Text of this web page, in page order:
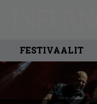
FESTIVAALIT